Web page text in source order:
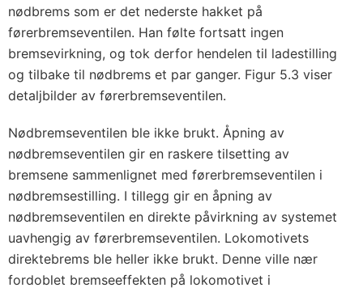
nødbrems som er det nederste hakket på
førerbremseventilen. Han følte fortsatt ingen
bremsevirkning, og tok derfor hendelen til ladestilling
og tilbake til nødbrems et par ganger. Figur 5.3 viser
detaljbilder av førerbremseventilen.
Nødbremseventilen ble ikke brukt. Åpning av
nødbremseventilen gir en raskere tilsetting av
bremsene sammenlignet med førerbremseventilen i
nødbremsestilling. I tillegg gir en åpning av
nødbremseventilen en direkte påvirkning av systemet
uavhengig av førerbremseventilen. Lokomotivets
direktebrems ble heller ikke brukt. Denne ville nær
fordoblet bremseeffekten på lokomotivet i